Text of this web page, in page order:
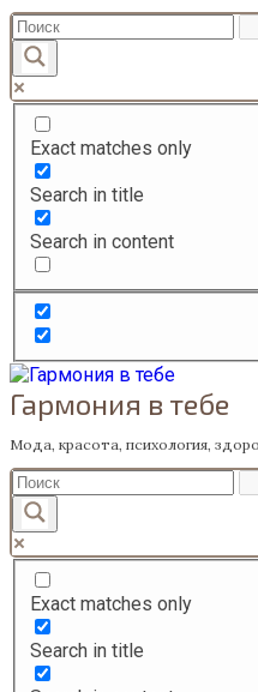
Перейти
к
содержанию
Exact matches only
Search in title
Search in content
Гармония в тебе
Мода, красота, психология,
Exact matches only
Search in title